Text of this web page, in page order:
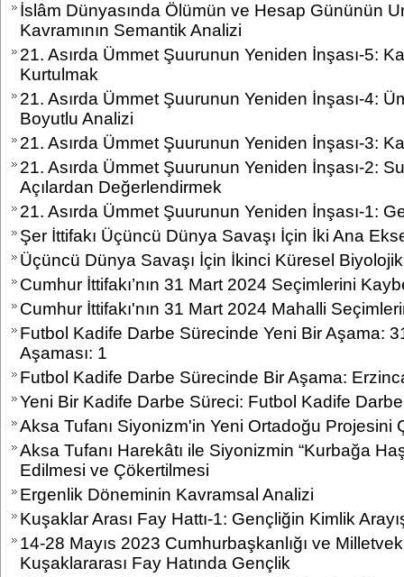
İslâm Dünyasında Ölümün ve Hesap Gününün
Kavramının Semantik Analizi
21. Asırda Ümmet Şuurunun Yeniden İnşası-5:
Kurtulmak
21. Asırda Ümmet Şuurunun Yeniden İnşası-4:
Boyutlu Analizi
21. Asırda Ümmet Şuurunun Yeniden İnşası-3:
21. Asırda Ümmet Şuurunun Yeniden İnşası-2:
Açılardan Değerlendirmek
21. Asırda Ümmet Şuurunun Yeniden İnşası-1:
Şer İttifakı Üçüncü Dünya Savaşı İçin İki Ana
Üçüncü Dünya Savaşı İçin İkinci Küresel Biyolojik
Cumhur İttifakı’nın 31 Mart 2024 Seçimlerini
Cumhur İttifakı'nın 31 Mart 2024 Mahalli
Futbol Kadife Darbe Sürecinde Yeni Bir Aşama:
Aşaması: 1
Futbol Kadife Darbe Sürecinde Bir Aşama:
Yeni Bir Kadife Darbe Süreci: Futbol Kadife
Aksa Tufanı Siyonizm'in Yeni Ortadoğu Projesini
Aksa Tufanı Harekâtı ile Siyonizmin “Kurbağa
Edilmesi ve Çökertilmesi
Ergenlik Döneminin Kavramsal Analizi
Kuşaklar Arası Fay Hattı-1: Gençliğin Kimlik
14-28 Mayıs 2023 Cumhurbaşkanlığı ve
Kuşaklararası Fay Hatında Gençlik